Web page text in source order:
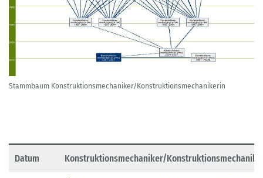
Stammbaum Konstruktionsmechaniker/Konstruktionsmechanikerin
Datum Konstruktionsmechaniker/